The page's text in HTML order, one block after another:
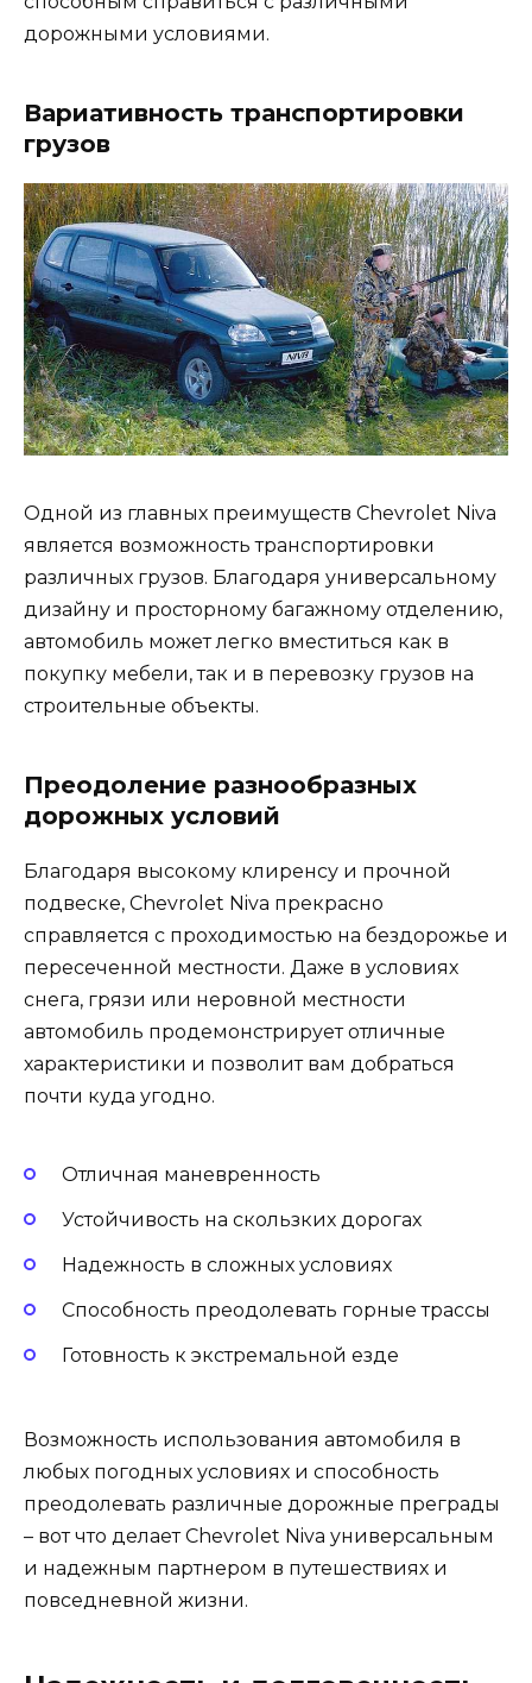
дорожными условиями.
Вариативность транспортировки
грузов
Одной из главных преимуществ Chevrolet Niva
является возможность транспортировки
различных грузов. Благодаря универсальному
дизайну и просторному багажному отделению,
автомобиль может легко вместиться как в
покупку мебели, так и в перевозку грузов на
строительные объекты.
Преодоление разнообразных
дорожных условий
Благодаря высокому клиренсу и прочной
подвеске, Chevrolet Niva прекрасно
справляется с проходимостью на бездорожье и
пересеченной местности. Даже в условиях
снега, грязи или неровной местности
автомобиль продемонстрирует отличные
характеристики и позволит вам добраться
почти куда угодно.
Отличная маневренность
Устойчивость на скользких дорогах
Надежность в сложных условиях
Способность преодолевать горные трассы
Готовность к экстремальной езде
Возможность использования автомобиля в
любых погодных условиях и способность
преодолевать различные дорожные преграды
– вот что делает Chevrolet Niva универсальным
и надежным партнером в путешествиях и
повседневной жизни.